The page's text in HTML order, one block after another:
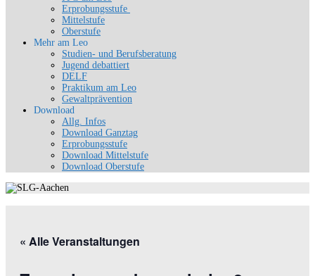
Erprobungsstufe
Mittelstufe
Oberstufe
Mehr am Leo
Studien- und Berufsberatung
Jugend debattiert
DELF
Praktikum am Leo
Gewaltprävention
Download
Allg. Infos
Download Ganztag
Erprobungsstufe
Download Mittelstufe
Download Oberstufe
« Alle Veranstaltungen